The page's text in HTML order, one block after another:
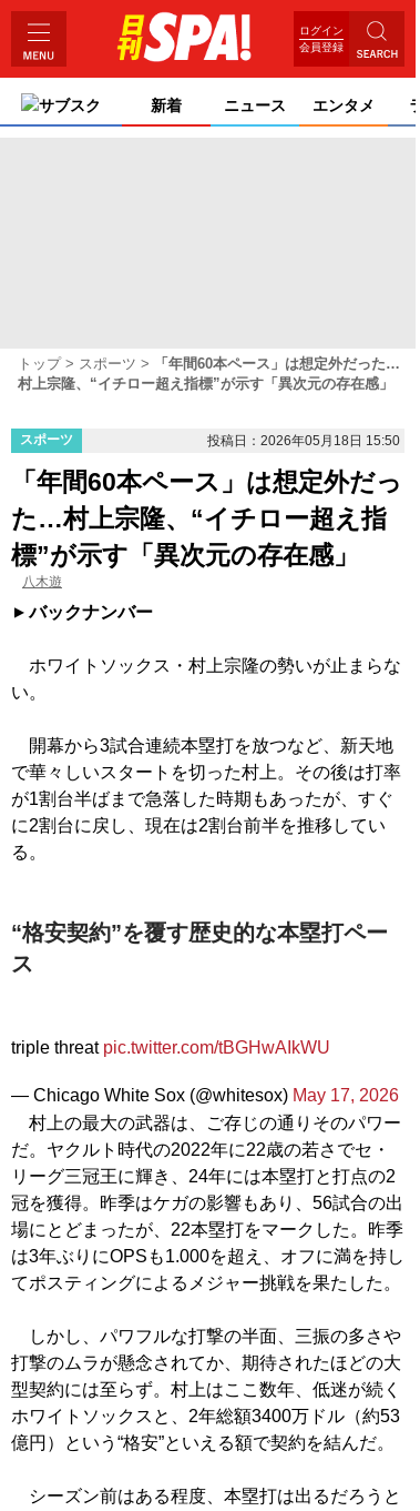
ログイン
会員登録
サブスク 新着 ニュース エンタメ
トップ スポーツ
「年間60本ペース」は想定外だった…
村上宗隆、“イチロー超え指標”が示す「異次元の存在感」
スポーツ 投稿日：2026年05月18日 15:50
「年間60本ペース」は想定外だっ
た…村上宗隆、“イチロー超え指
標”が示す「異次元の存在感」
八木遊
バックナンバー
ホワイトソックス・村上宗隆の勢いが止まらな
い。
開幕から3試合連続本塁打を放つなど、新天地
で華々しいスタートを切った村上。その後は打率
が1割台半ばまで急落した時期もあったが、すぐ
に2割台に戻し、現在は2割台前半を推移してい
る。
“格安契約”を覆す歴史的な本塁打ペー
ス
triple threat pic.twitter.com/tBGHwAIkWU
— Chicago White Sox (@whitesox) May 17, 2026
村上の最大の武器は、ご存じの通りそのパワー
だ。ヤクルト時代の2022年に22歳の若さでセ・
リーグ三冠王に輝き、24年には本塁打と打点の2
冠を獲得。昨季はケガの影響もあり、56試合の出
場にとどまったが、22本塁打をマークした。昨季
は3年ぶりにOPSも1.000を超え、オフに満を持し
てポスティングによるメジャー挑戦を果たした。
しかし、パワフルな打撃の半面、三振の多さや
打撃のムラが懸念されてか、期待されたほどの大
型契約には至らず。村上はここ数年、低迷が続く
ホワイトソックスと、2年総額3400万ドル（約53
億円）という“格安”といえる額で契約を結んだ。
シーズン前はある程度、本塁打は出るだろうと